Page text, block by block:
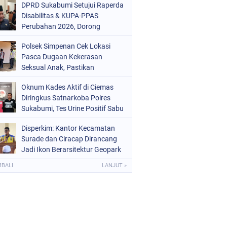
DPRD Sukabumi Setujui Raperda
Disabilitas & KUPA-PPAS
Perubahan 2026, Dorong
Polsek Simpenan Cek Lokasi
Pasca Dugaan Kekerasan
Seksual Anak, Pastikan
Oknum Kades Aktif di Ciemas
Diringkus Satnarkoba Polres
Sukabumi, Tes Urine Positif Sabu
Disperkim: Kantor Kecamatan
Surade dan Ciracap Dirancang
Jadi Ikon Berarsitektur Geopark
LANJUT »